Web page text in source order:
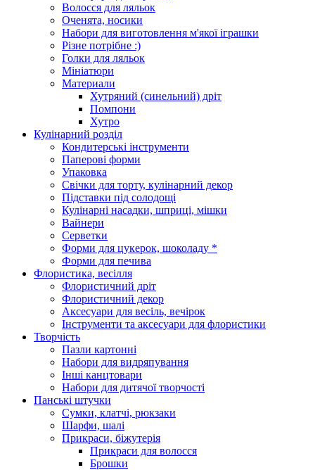
Волосся для ляльок
Оченята, носики
Набори для виготовлення м'якої іграшки
Різне потрібне :)
Голки для ляльок
Мініатюри
Материали
Хутряний (синельний) дріт
Помпони
Хутро
Кулінарний розділ
Кондитерські інструменти
Паперові форми
Упаковка
Свічки для торту, кулінарний декор
Підставки під солодощі
Кулінарні насадки, шприці, мішки
Вайнери
Серветки
Форми для цукерок, шоколаду *
Форми для печива
Флористика, весілля
Флористичний дріт
Флористичний декор
Аксесуари для весіль, вечірок
Інструменти та аксесуари для флористики
Творчість
Пазли картонні
Набори для видряпування
Інші канцтовари
Набори для дитячої творчості
Панські штучки
Сумки, клатчі, рюкзаки
Шарфи, шалі
Прикраси, біжутерія
Прикраси для волосся
Брошки